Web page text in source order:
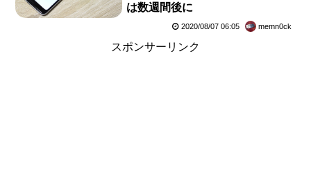
は数週間後に
2020/08/07 06:05 memn0ck
スポンサーリンク